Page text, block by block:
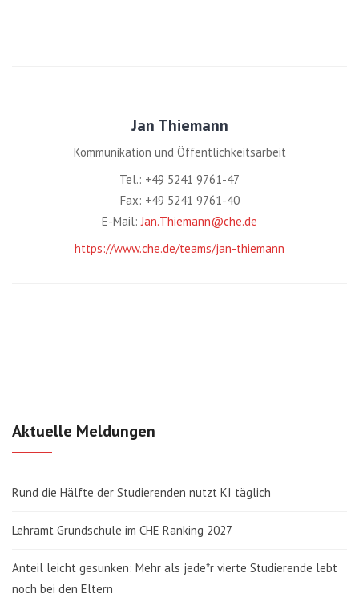
Jan Thiemann
Kommunikation und Öffentlichkeitsarbeit
Tel.: +49 5241 9761-47
Fax: +49 5241 9761-40
E-Mail: Jan.Thiemann@che.de
https://www.che.de/teams/jan-thiemann
Aktuelle Meldungen
Rund die Hälfte der Studierenden nutzt KI täglich
Lehramt Grundschule im CHE Ranking 2027
Anteil leicht gesunken: Mehr als jede*r vierte Studierende lebt
noch bei den Eltern